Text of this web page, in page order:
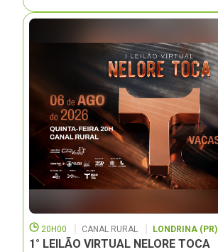
20H00 CANAL RURAL LONDRINA (PR)
1° LEILÃO VIRTUAL NELORE TOCA